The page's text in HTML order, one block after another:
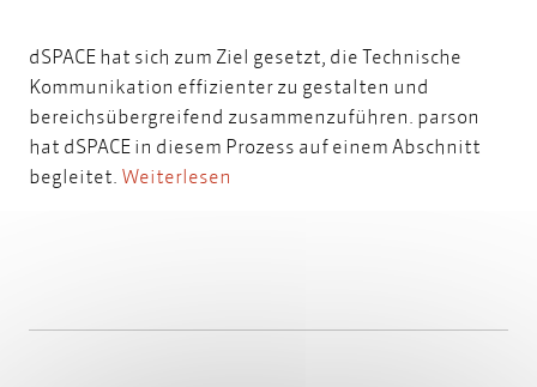
dSPACE hat sich zum Ziel gesetzt, die Technische
Kommunikation effizienter zu gestalten und
bereichsübergreifend zusammenzuführen. parson
hat dSPACE in diesem Prozess auf einem Abschnitt
begleitet. Weiterlesen